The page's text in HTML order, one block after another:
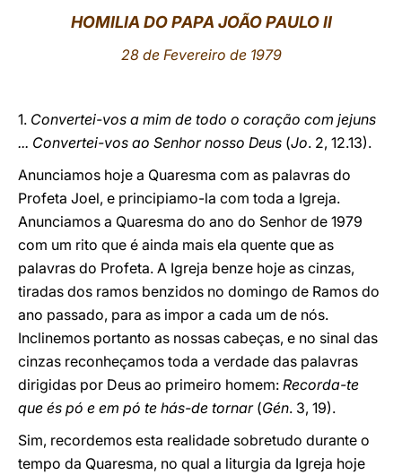
LATINE
HOMILIA DO PAPA JOÃO PAULO II
28 de Fevereiro de 1979
1. Convertei-vos a mim de todo o coração com jejuns
... Convertei-vos ao Senhor nosso Deus (Jo. 2, 12.13).
Anunciamos hoje a Quaresma com as palavras do
Profeta Joel, e principiamo-la com toda a Igreja.
Anunciamos a Quaresma do ano do Senhor de 1979
com um rito que é ainda mais ela quente que as
palavras do Profeta. A Igreja benze hoje as cinzas,
tiradas dos ramos benzidos no domingo de Ramos do
ano passado, para as impor a cada um de nós.
Inclinemos portanto as nossas cabeças, e no sinal das
cinzas reconheçamos toda a verdade das palavras
dirigidas por Deus ao primeiro homem: Recorda-te
que és pó e em pó te hás-de tornar(Gén. 3, 19).
Sim, recordemos esta realidade sobretudo durante o
tempo da Quaresma, no qual a liturgia da Igreja hoje